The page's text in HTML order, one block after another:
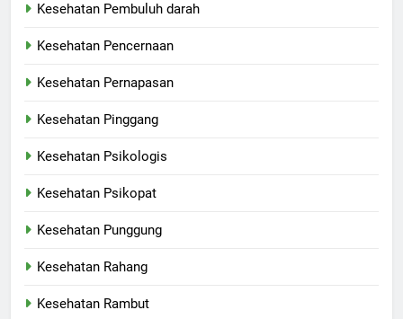
Kesehatan Pembuluh darah
Kesehatan Pencernaan
Kesehatan Pernapasan
Kesehatan Pinggang
Kesehatan Psikologis
Kesehatan Psikopat
Kesehatan Punggung
Kesehatan Rahang
Kesehatan Rambut